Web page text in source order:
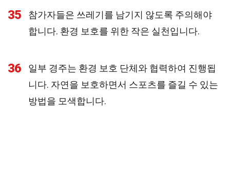
35
참가자들은 쓰레기를 남기지 않도록 주의해야
합니다. 환경 보호를 위한 작은 실천입니다.
36
일부 경주는 환경 보호 단체와 협력하여 진행됩
니다. 자연을 보호하면서 스포츠를 즐길 수 있는
방법을 모색합니다.